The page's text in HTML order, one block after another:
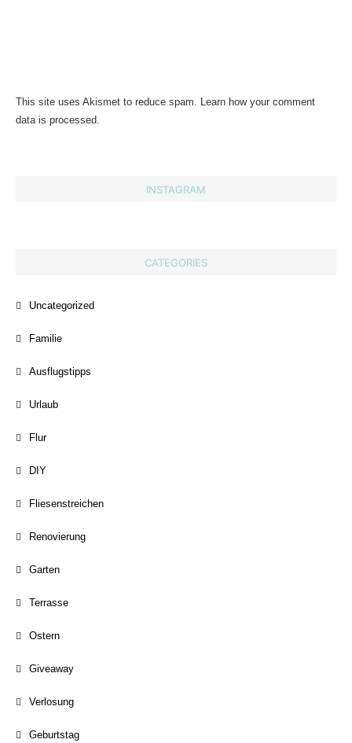
This site uses Akismet to reduce spam. Learn how your comment
data is processed.
INSTAGRAM
CATEGORIES
Uncategorized
Familie
Ausflugstipps
Urlaub
Flur
DIY
Fliesenstreichen
Renovierung
Garten
Terrasse
Ostern
Giveaway
Verlosung
Geburtstag